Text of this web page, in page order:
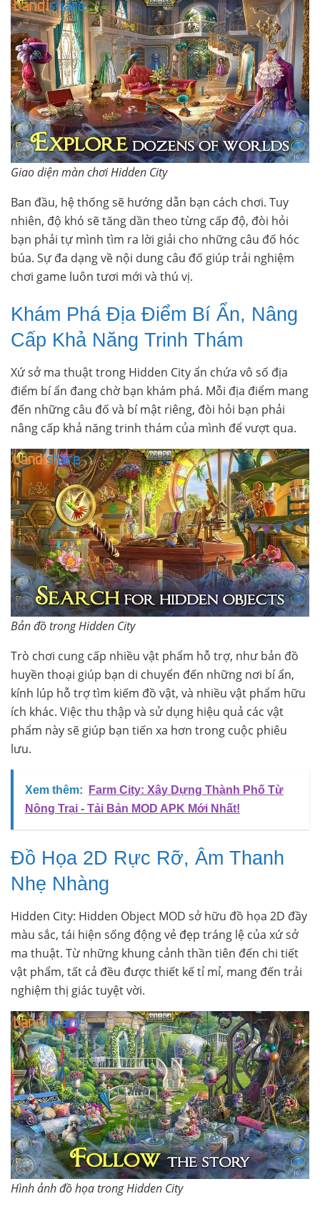
Giao diện màn chơi Hidden City
Ban đầu, hệ thống sẽ hướng dẫn bạn cách chơi. Tuy
nhiên, độ khó sẽ tăng dần theo từng cấp độ, đòi hỏi
bạn phải tự mình tìm ra lời giải cho những câu đố hóc
búa. Sự đa dạng về nội dung câu đố giúp trải nghiệm
chơi game luôn tươi mới và thú vị.
Khám Phá Địa Điểm Bí Ẩn, Nâng
Cấp Khả Năng Trinh Thám
Xứ sở ma thuật trong Hidden City ẩn chứa vô số địa
điểm bí ẩn đang chờ bạn khám phá. Mỗi địa điểm mang
đến những câu đố và bí mật riêng, đòi hỏi bạn phải
nâng cấp khả năng trinh thám của mình để vượt qua.
Bản đồ trong Hidden City
Trò chơi cung cấp nhiều vật phẩm hỗ trợ, như bản đồ
huyền thoại giúp bạn di chuyển đến những nơi bí ẩn,
kính lúp hỗ trợ tìm kiếm đồ vật, và nhiều vật phẩm hữu
ích khác. Việc thu thập và sử dụng hiệu quả các vật
phẩm này sẽ giúp bạn tiến xa hơn trong cuộc phiêu
lưu.
Xem thêm:
Farm City: Xây Dựng Thành Phố Từ
Nông Trại - Tải Bản MOD APK Mới Nhất!
Đồ Họa 2D Rực Rỡ, Âm Thanh
Nhẹ Nhàng
Hidden City: Hidden Object MOD sở hữu đồ họa 2D đầy
màu sắc, tái hiện sống động vẻ đẹp tráng lệ của xứ sở
ma thuật. Từ những khung cảnh thần tiên đến chi tiết
vật phẩm, tất cả đều được thiết kế tỉ mỉ, mang đến trải
nghiệm thị giác tuyệt vời.
Hình ảnh đồ họa trong Hidden City